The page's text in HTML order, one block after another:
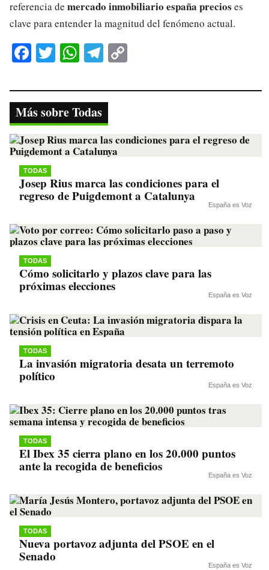
referencia de mercado inmobiliario españa precios es
clave para entender la magnitud del fenómeno actual.
Fa
bo
ok
T
tte
r
W
ts
A
pp
Te
gr
a
m
y
nk
Más sobre Todas
TODAS
Josep Rius marca las condiciones para el
regreso de Puigdemont a Catalunya
España es Voz
TODAS
Cómo solicitarlo y plazos clave para las
próximas elecciones
España es Voz
TODAS
La invasión migratoria desata un terremoto
político
España es Voz
TODAS
El Ibex 35 cierra plano en los 20.000 puntos
ante la recogida de beneficios
España es Voz
TODAS
Nueva portavoz adjunta del PSOE en el
Senado
España es Voz